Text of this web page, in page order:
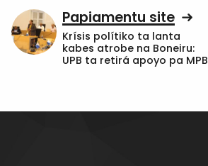
Papiamentu site
Krísis polítiko ta lanta
kabes atrobe na Boneiru:
UPB ta retirá apoyo pa MPB